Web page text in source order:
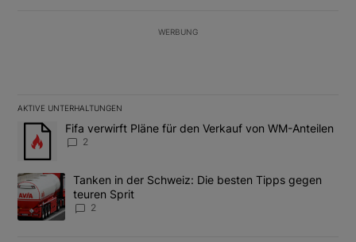
WERBUNG
AKTIVE UNTERHALTUNGEN
Das Folgende ist eine Liste der am meisten kommentierten
Ein Trendartikel mit dem Titel "Fifa verwirft Pläne für den
Fifa verwirft Pläne für den Verkauf von WM-Anteilen
2
Ein Trendartikel mit dem Titel "Tanken in der Schweiz: Die
Tanken in der Schweiz: Die besten Tipps gegen
teuren Sprit
2